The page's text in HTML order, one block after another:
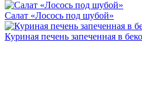
Салат «Лосось под шубой»
Куриная печень запеченная в